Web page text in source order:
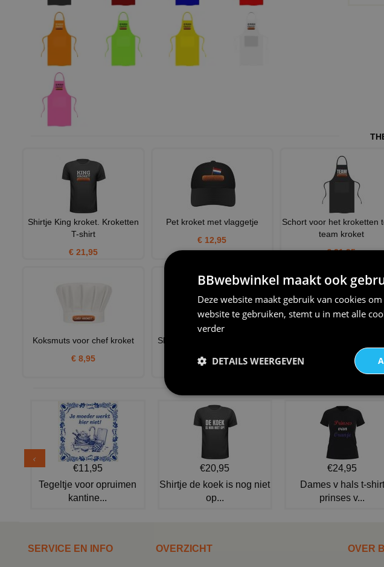
Shirtje King kroket. Kroketten
T-shirt
€ 21,95
Pet kroket met vlaggetje
€ 12,95
Schort voor het kroketten
team kroket
€ 21,95
Koksmuts voor chef kroket
€ 8,95
Shirtje lange mouw powered
een kroket in de mo
€ 24,95
€11,95
Tegeltje voor opruimen
kantine...
€20,95
Shirtje de koek is nog niet
op...
€24,95
Dames v hals t-shirt
prinses v...
SERVICE EN INFO OVERZICHT OVER
BBwebwinkel maakt ook
Deze website maakt gebruik van cookies
website te gebruiken, stemt u in met alle
verder
DETAILS WEERGEVEN